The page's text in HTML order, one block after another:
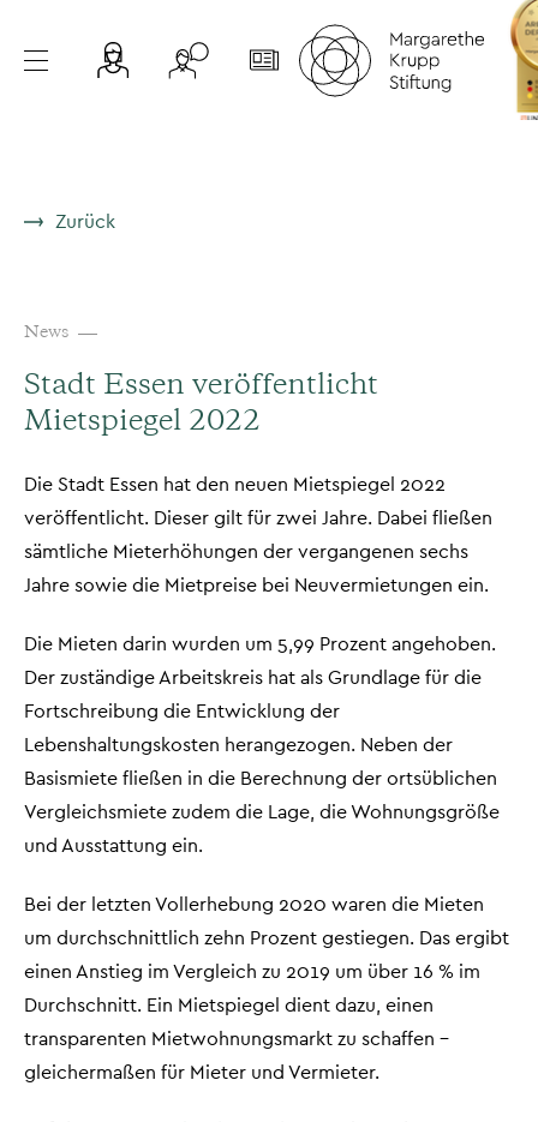
Zurück
News
Stadt Essen veröffentlicht
Mietspiegel 2022
Die Stadt Essen hat den neuen Mietspiegel 2022
veröffentlicht. Dieser gilt für zwei Jahre. Dabei fließen
sämtliche Mieterhöhungen der vergangenen sechs
Jahre sowie die Mietpreise bei Neuvermietungen ein.
Die Mieten darin wurden um 5,99 Prozent angehoben.
Der zuständige Arbeitskreis hat als Grundlage für die
Fortschreibung die Entwicklung der
Lebenshaltungskosten herangezogen. Neben der
Basismiete fließen in die Berechnung der ortsüblichen
Vergleichsmiete zudem die Lage, die Wohnungsgröße
und Ausstattung ein.
Bei der letzten Vollerhebung 2020 waren die Mieten
um durchschnittlich zehn Prozent gestiegen. Das ergibt
einen Anstieg im Vergleich zu 2019 um über 16 % im
Durchschnitt. Ein Mietspiegel dient dazu, einen
transparenten Mietwohnungsmarkt zu schaffen –
gleichermaßen für Mieter und Vermieter.